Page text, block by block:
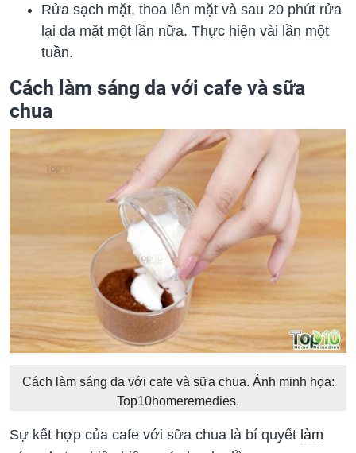
Rửa sạch mặt, thoa lên mặt và sau 20 phút rửa
lại da mặt một lần nữa. Thực hiện vài lần một
tuần.
Cách làm sáng da với cafe và sữa
chua
Cách làm sáng da với cafe và sữa chua. Ảnh minh họa:
Top10homeremedies.
Sự kết hợp của cafe với sữa chua là bí quyết làm